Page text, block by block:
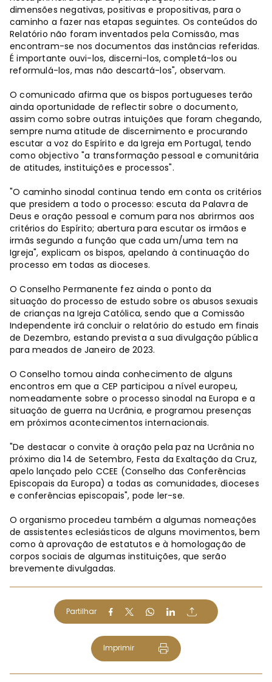
dimensões negativas, positivas e propositivas, para o
caminho a fazer nas etapas seguintes. Os conteúdos do
Relatório não foram inventados pela Comissão, mas
encontram-se nos documentos das instâncias referidas.
É importante ouvi-los, discerni-los, completá-los ou
reformulá-los, mas não descartá-los", observam.
O comunicado afirma que os bispos portugueses terão
ainda oportunidade de reflectir sobre o documento,
assim como sobre outras intuições que foram chegando,
sempre numa atitude de discernimento e procurando
escutar a voz do Espírito e da Igreja em Portugal, tendo
como objectivo "a transformação pessoal e comunitária
de atitudes, instituições e processos".
"O caminho sinodal continua tendo em conta os critérios
que presidem a todo o processo: escuta da Palavra de
Deus e oração pessoal e comum para nos abrirmos aos
critérios do Espírito; abertura para escutar os irmãos e
irmãs segundo a função que cada um/uma tem na
Igreja", explicam os bispos, apelando à continuação do
processo em todas as dioceses.
O Conselho Permanente fez ainda o ponto da
situação do processo de estudo sobre os abusos sexuais
de crianças na Igreja Católica, sendo que a Comissão
Independente irá concluir o relatório do estudo em finais
de Dezembro, estando prevista a sua divulgação pública
para meados de Janeiro de 2023.
O Conselho tomou ainda conhecimento de alguns
encontros em que a CEP participou a nível europeu,
nomeadamente sobre o processo sinodal na Europa e a
situação de guerra na Ucrânia, e programou presenças
em próximos acontecimentos internacionais.
"De destacar o convite à oração pela paz na Ucrânia no
próximo dia 14 de Setembro, Festa da Exaltação da Cruz,
apelo lançado pelo CCEE (Conselho das Conferências
Episcopais da Europa) a todas as comunidades, dioceses
e conferências episcopais", pode ler-se.
O organismo procedeu também a algumas nomeações
de assistentes eclesiásticos de alguns movimentos, bem
como à aprovação de estatutos e à homologação de
corpos sociais de algumas instituições, que serão
brevemente divulgadas.
Partilhar
Imprimir